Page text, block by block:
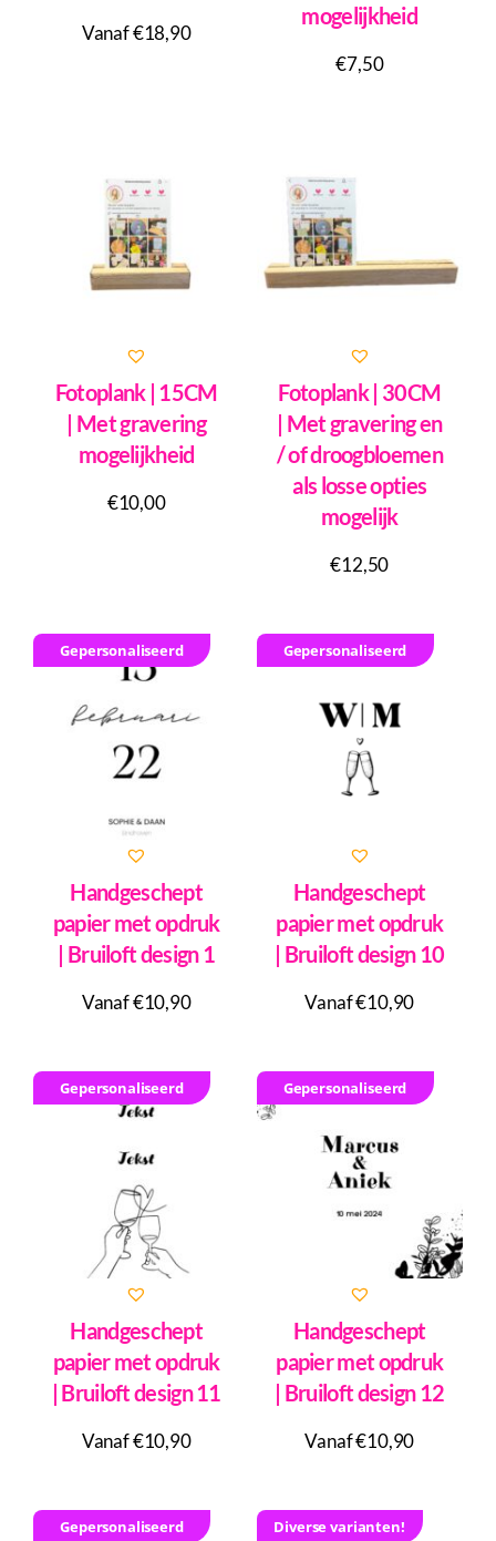
Vanaf €18,90
mogelijkheid
€7,50
Fotoplank | 15CM
| Met gravering
mogelijkheid
€10,00
Fotoplank | 30CM
| Met gravering en
/ of droogbloemen
als losse opties
mogelijk
€12,50
Gepersonaliseerd
Handgeschept
papier met opdruk
| Bruiloft design 1
Vanaf €10,90
Gepersonaliseerd
Handgeschept
papier met opdruk
| Bruiloft design 10
Vanaf €10,90
Gepersonaliseerd
Handgeschept
papier met opdruk
| Bruiloft design 11
Vanaf €10,90
Gepersonaliseerd
Handgeschept
papier met opdruk
| Bruiloft design 12
Vanaf €10,90
Gepersonaliseerd Diverse varianten!